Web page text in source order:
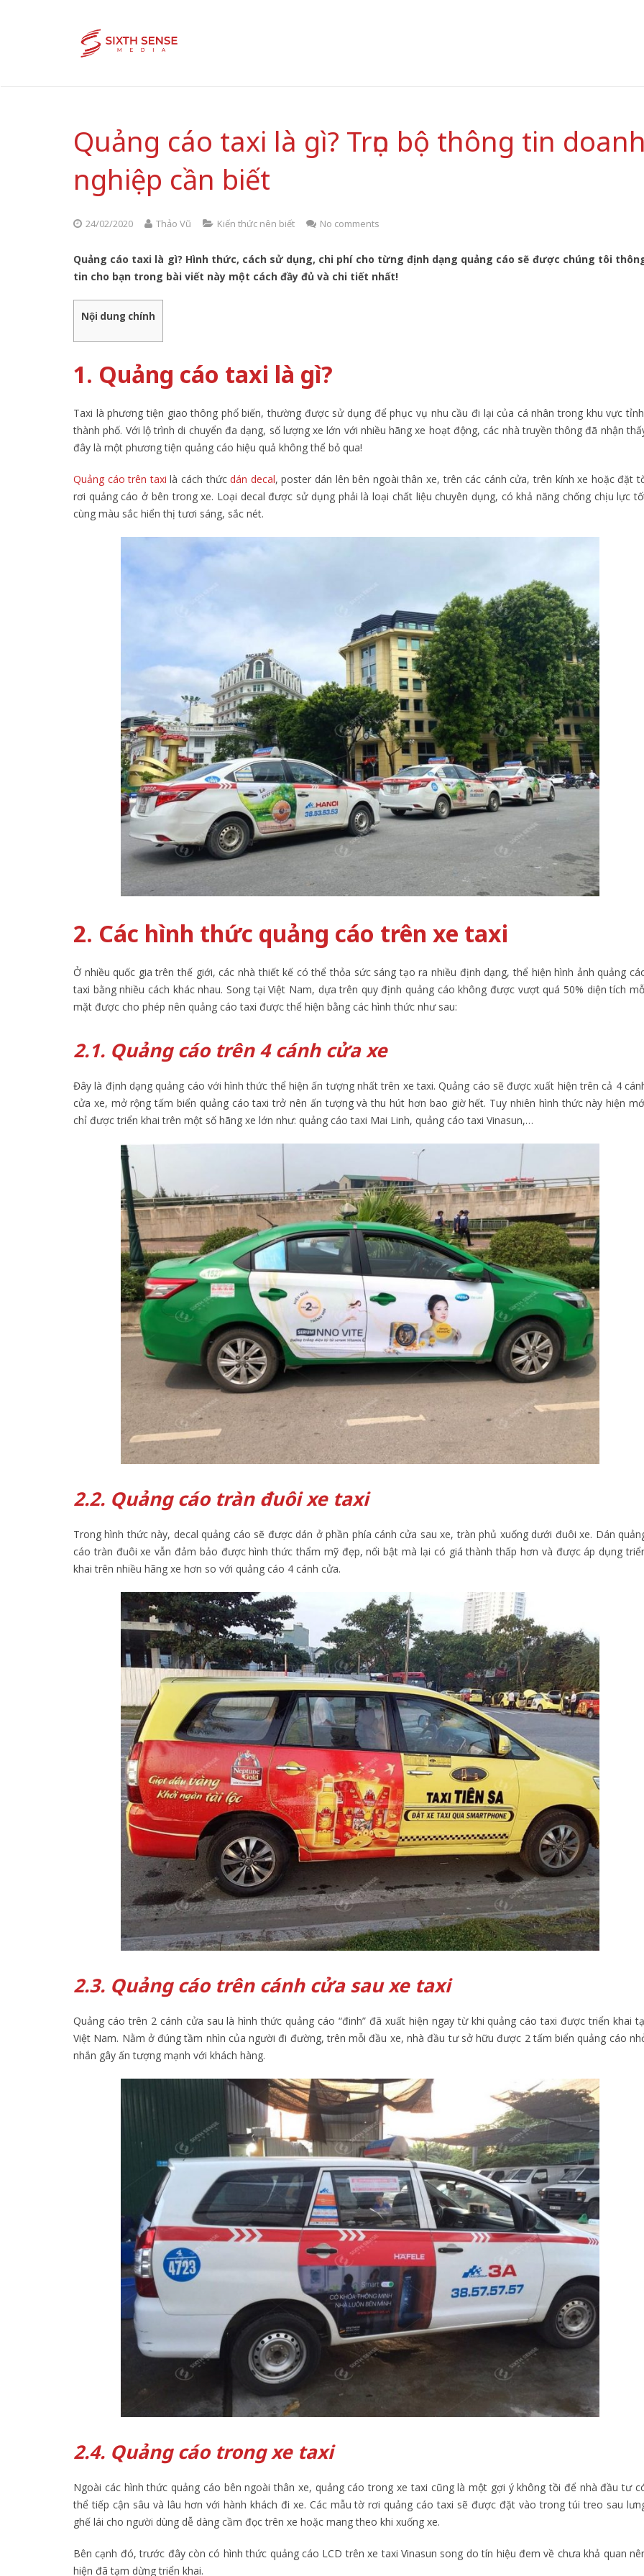
Quảng cáo taxi là gì? Trọn bộ thông tin
nghiệp cần biết
24/02/2020 Thảo Vũ Kiến thức nên biết No comments
Quảng cáo taxi là gì? Hình thức, cách sử dụng, chi phí cho từng định dạng quảng cáo sẽ được chúng tôi
tin cho bạn trong bài viết này một cách đầy đủ và chi tiết nhất!
Nội dung chính
1. Quảng cáo taxi là gì?
Taxi là phương tiện giao thông phổ biến, thường được sử dụng để phục vụ nhu cầu đi lại của cá nhân trong khu vực
thành phố. Với lộ trình di chuyển đa dạng, số lượng xe lớn với nhiều hãng xe hoạt động, các nhà truyền thông đã nhận
đây là một phương tiện quảng cáo hiệu quả không thể bỏ qua!
Quảng cáo trên taxi là cách thứcdán decal, poster dán lên bên ngoài thân xe, trên các cánh cửa, trên kính xe hoặc đặt
rơi quảng cáo ở bên trong xe. Loại decal được sử dụng phải là loại chất liệu chuyên dụng, có khả năng chống chịu lực
cùng màu sắc hiển thị tươi sáng, sắc nét.
2. Các hình thức quảng cáo trên xe taxi
Ở nhiều quốc gia trên thế giới, các nhà thiết kế có thể thỏa sức sáng tạo ra nhiều định dạng, thể hiện hình ảnh quảng
taxi bằng nhiều cách khác nhau. Song tại Việt Nam, dựa trên quy định quảng cáo không được vượt quá 50% diện tích
mặt được cho phép nên quảng cáo taxi được thể hiện bằng các hình thức như sau:
2.1. Quảng cáo trên 4 cánh cửa xe
Đây là định dạng quảng cáo với hình thức thể hiện ấn tượng nhất trên xe taxi. Quảng cáo sẽ được xuất hiện trên cả 4
cửa xe, mở rộng tấm biển quảng cáo taxi trở nên ấn tượng và thu hút hơn bao giờ hết. Tuy nhiên hình thức này hiện
chỉ được triển khai trên một số hãng xe lớn như: quảng cáo taxi Mai Linh, quảng cáo taxi Vinasun,…
2.2. Quảng cáo tràn đuôi xe taxi
Trong hình thức này, decal quảng cáo sẽ được dán ở phần phía cánh cửa sau xe, tràn phủ xuống dưới đuôi xe. Dán
cáo tràn đuôi xe vẫn đảm bảo được hình thức thẩm mỹ đẹp, nổi bật mà lại có giá thành thấp hơn và được áp dụng
khai trên nhiều hãng xe hơn so với quảng cáo 4 cánh cửa.
2.3. Quảng cáo trên cánh cửa sau xe taxi
Quảng cáo trên 2 cánh cửa sau là hình thức quảng cáo “đinh” đã xuất hiện ngay từ khi quảng cáo taxi được triển khai
Việt Nam. Nằm ở đúng tầm nhìn của người đi đường, trên mỗi đầu xe, nhà đầu tư sở hữu được 2 tấm biển quảng cáo
nhắn gây ấn tượng mạnh với khách hàng.
2.4. Quảng cáo trong xe taxi
Ngoài các hình thức quảng cáo bên ngoài thân xe, quảng cáo trong xe taxi cũng là một gợi ý không tồi để nhà đầu tư
thể tiếp cận sâu và lâu hơn với hành khách đi xe. Các mẫu tờ rơi quảng cáo taxi sẽ được đặt vào trong túi treo sau
ghế lái cho người dùng dễ dàng cầm đọc trên xe hoặc mang theo khi xuống xe.
Bên cạnh đó, trước đây còn có hình thức quảng cáo LCD trên xe taxi Vinasun song do tín hiệu đem về chưa khả quan
hiện đã tạm dừng triển khai.